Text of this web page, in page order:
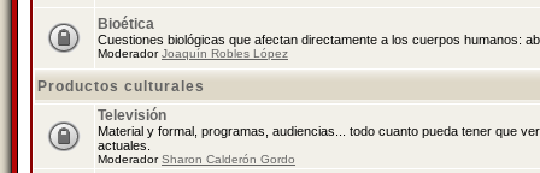
Bioética
Cuestiones biológicas que afectan directamente a los cuerpos humanos:
ModeradorJoaquín Robles López
Productos culturales
Televisión
Material y formal, programas, audiencias... todo cuanto pueda tener que
actuales.
ModeradorSharon Calderón Gordo